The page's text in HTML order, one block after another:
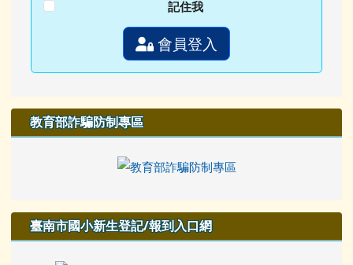
記住我
會員登入
教育部詐騙防制專區
臺南市國小新生登記/報到入口網